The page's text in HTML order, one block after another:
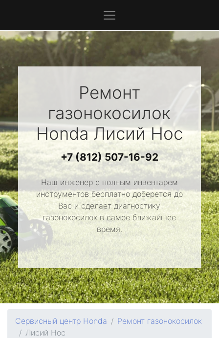
Ремонт
газонокосилок
HondaЛисий Нос
+7 (812) 507-16-92
Наш инженер с полным инвентарем
инструментов бесплатно доберется до
Вас и сделает диагностику
газонокосилок в самое ближайшее
время.
Сервисный центр Honda
Ремонт газонокосилок
Лисий Нос